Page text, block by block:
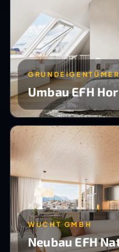
Umbau EFH
WUCHT GMBH
Neubau EFH